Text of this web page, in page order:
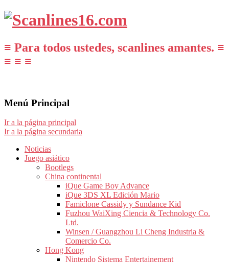
≡ Para todos ustedes, scanlines amantes. ≡
≡ ≡ ≡
Menú Principal
Ir a la página principal
Ir a la página secundaria
Noticias
Juego asiático
Bootlegs
China continental
iQue Game Boy Advance
iQue 3DS XL Edición Mario
Famiclone Cassidy y Sundance Kid
Fuzhou WaiXing Ciencia & Technology Co.
Ltd.
Winsen / Guangzhou Li Cheng Industria &
Comercio Co.
Hong Kong
Nintendo Sistema Entertainement